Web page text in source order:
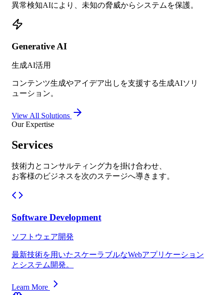
異常検知AIにより、未知の脅威からシステムを保護。
Generative AI
生成AI活用
コンテンツ生成やアイデア出しを支援する生成AIソリ
ューション。
View All Solutions
Our Expertise
Services
技術力とコンサルティング力を掛け合わせ、
お客様のビジネスを次のステージへ導きます。
Software Development
ソフトウェア開発
最新技術を用いたスケーラブルなWebアプリケーション
とシステム開発。
Learn More